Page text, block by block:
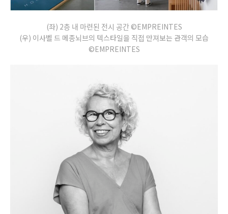
(좌) 2층 내 마련된 전시 공간 ©EMPREINTES
(우) 이사벨 드 메종뇌브의 텍스타일을 직접 만져보는 관객의 모습
©EMPREINTES